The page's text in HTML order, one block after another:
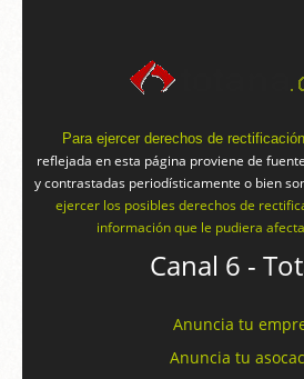
Para ejercer derechos de
reflejada en esta página proviene de
y contrastadas periodísticamente o bien
ejercer los posibles derechos de
información que le pudiera
Canal 6 -
Anuncia tu
Anuncia tu